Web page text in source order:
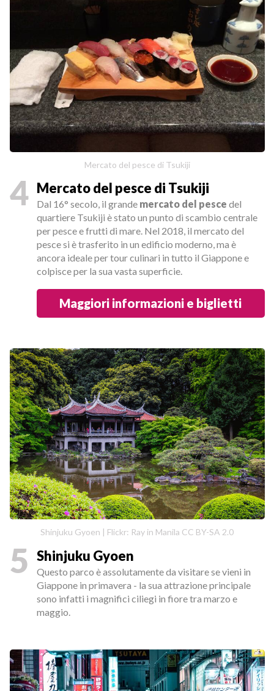
Mercato del pesce di Tsukiji
4 Mercato del pesce di Tsukiji
Dal 16° secolo, il grande mercato del pesce del
quartiere Tsukiji è stato un punto di scambio centrale
per pesce e frutti di mare. Nel 2018, il mercato del
pesce si è trasferito in un edificio moderno, ma è
ancora ideale per tour culinari in tutto il Giappone e
colpisce per la sua vasta superficie.
Maggiori informazioni e biglietti
Shinjuku Gyoen | Flickr: Ray in Manila CC BY-SA 2.0
5 Shinjuku Gyoen
Questo parco è assolutamente da visitare se vieni in
Giappone in primavera - la sua attrazione principale
sono infatti i magnifici ciliegi in fiore tra marzo e
maggio.